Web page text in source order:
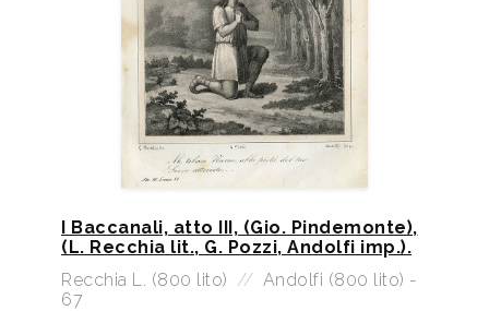
I Baccanali, atto III, (Gio. Pindemonte),
(L. Recchia lit., G. Pozzi, Andolfi imp.).
Recchia L. (800 lito) // Andolfi (800 lito) -
67